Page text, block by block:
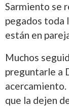
Sarmiento se
pegados toda
están en
Muchos
preguntarle a
que la dejen